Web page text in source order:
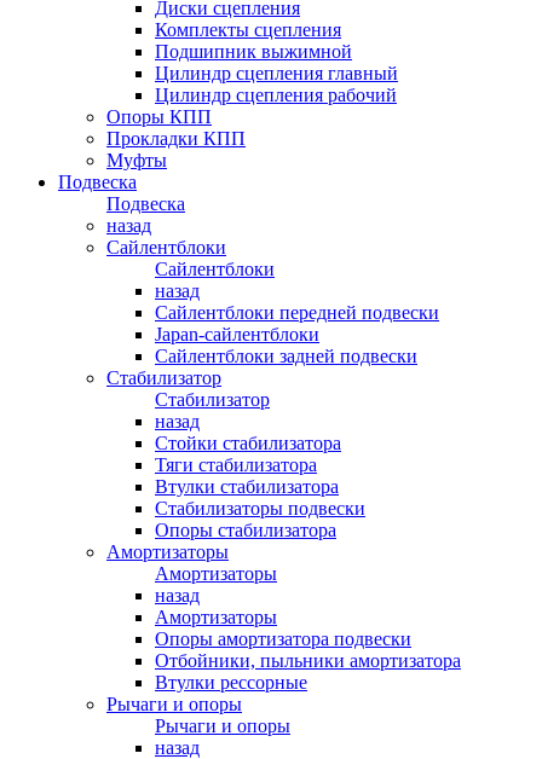
Диски сцепления
Комплекты сцепления
Подшипник выжимной
Цилиндр сцепления главный
Цилиндр сцепления рабочий
Опоры КПП
Прокладки КПП
Муфты
Подвеска
Подвеска
назад
Сайлентблоки
Сайлентблоки
назад
Сайлентблоки передней подвески
Japan-сайлентблоки
Сайлентблоки задней подвески
Стабилизатор
Стабилизатор
назад
Стойки стабилизатора
Тяги стабилизатора
Втулки стабилизатора
Стабилизаторы подвески
Опоры стабилизатора
Амортизаторы
Амортизаторы
назад
Амортизаторы
Опоры амортизатора подвески
Отбойники, пыльники амортизатора
Втулки рессорные
Рычаги и опоры
Рычаги и опоры
назад